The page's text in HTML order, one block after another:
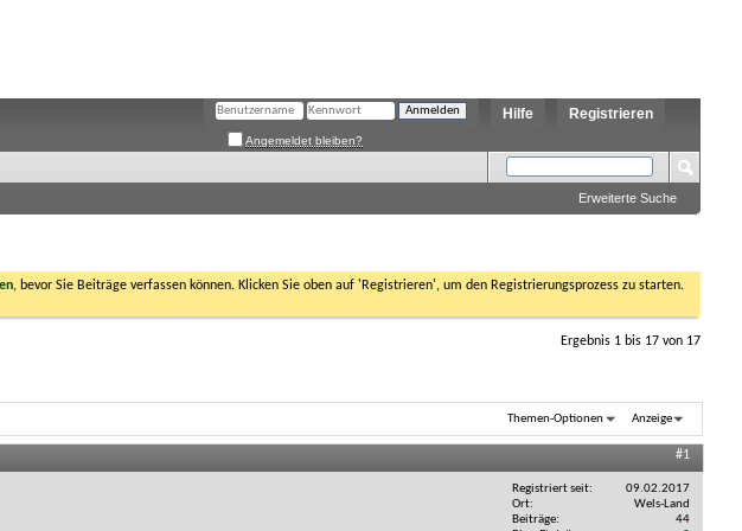
Registrieren
Hilfe
Angemeldet bleiben?
Erweiterte Suche
, bevor Sie Beiträge verfassen können. Klicken Sie oben auf 'Registrieren', um den Registrierungsprozess zu starten.
Ergebnis 1 bis 17 von 17
Themen-Optionen Anzeige
#1
Registriert seit
09.02.2017
Ort
Wels-Land
Beiträge
44